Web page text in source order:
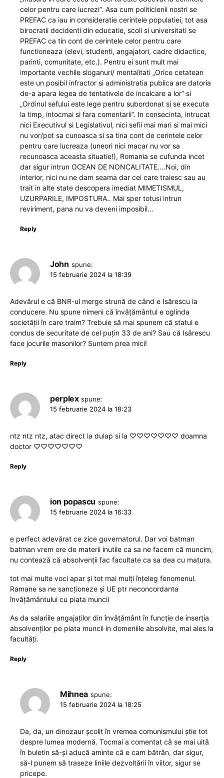
celor pentru care lucrezi”. Asa cum politicienii nostri se
PREFAC ca iau in consideratie cerintele populatiei, tot asa
birocratii decidenti din educatie, scoli si universitati se
PREFAC ca tin cont de cerintele celor pentru care
functioneaza (elevi, studenti, angajatori, cadre didactice,
parinti, comunitate, etc.). Pentru ei sunt mult mai
importante vechile sloganuri/ mentalitati „Orice cetatean
este un posibil infractor si administratia publica are datoria
de-a apara legea de tentativele de incalcare a lor” si
„Ordinul sefului este lege pentru subordonat si se executa
la timp, intocmai si fara comentarii”. In consecinta, intrucat
nici Executivul si Legislativul, nici sefii mai mari si mai mici
nu vor/pot sa cunoasca si sa tina cont de cerintele celor
pentru care lucreaza (uneori nici macar nu vor sa
recunoasca aceasta situatie!), Romania se cufunda incet
dar sigur intrun OCEAN DE NONCALITATE….Noi, din
interior, nici nu ne dam seama dar cei care traiesc sau au
trait in alte state descopera imediat MIMETISMUL,
UZURPARILE, IMPOSTURA.. Mai sper totusi intrun
reviriment, pana nu va deveni imposibil…
Reply
John spune:
15 februarie 2024 la 18:39
Adevărul e că BNR-ul merge strună de când e Isărescu la
conducere. Nu spune nimeni că învățământul e oglinda
societății în care traim? Trebuie să mai spunem că statul e
condus de securitate de cel puțin 33 de ani? Sau că Isărescu
face jocurile masonilor? Suntem prea mici!
Reply
perplex spune:
15 februarie 2024 la 18:23
ntz ntz ntz, atac direct la dulap si la ♡♡♡♡♡♡♡ doamna
doctor ♡♡♡♡♡♡♡
Reply
ion popascu spune:
15 februarie 2024 la 16:33
e perfect adevărat ce zice guvernatorul. Dar voi batman
batman vrem ore de materii inutile ca sa ne facem că muncim,
nu contează că absolvenții fac facultate ca sa dea cu matura.
tot mai multe voci apar și tot mai mulți înțeleg fenomenul.
Ramane sa ne sancționeze și UE ptr neconcordanta
învățământului cu piata muncii
As da salariile angajaților din învățământ în funcție de inserția
absolvenților pe piata muncii in domeniile absolvite, mai ales la
facultăți.
Reply
Mihnea spune:
15 februarie 2024 la 18:25
Da, da, un dinozaur școlit în vremea comunismului știe tot
despre lumea modernă. Tocmai a comentat că se mai uită
în buletin să-și aducă aminte că e cam bătrân, dar sigur,
să-l punem să traseze liniile dezvoltării în viitor, sigur se
pricepe.